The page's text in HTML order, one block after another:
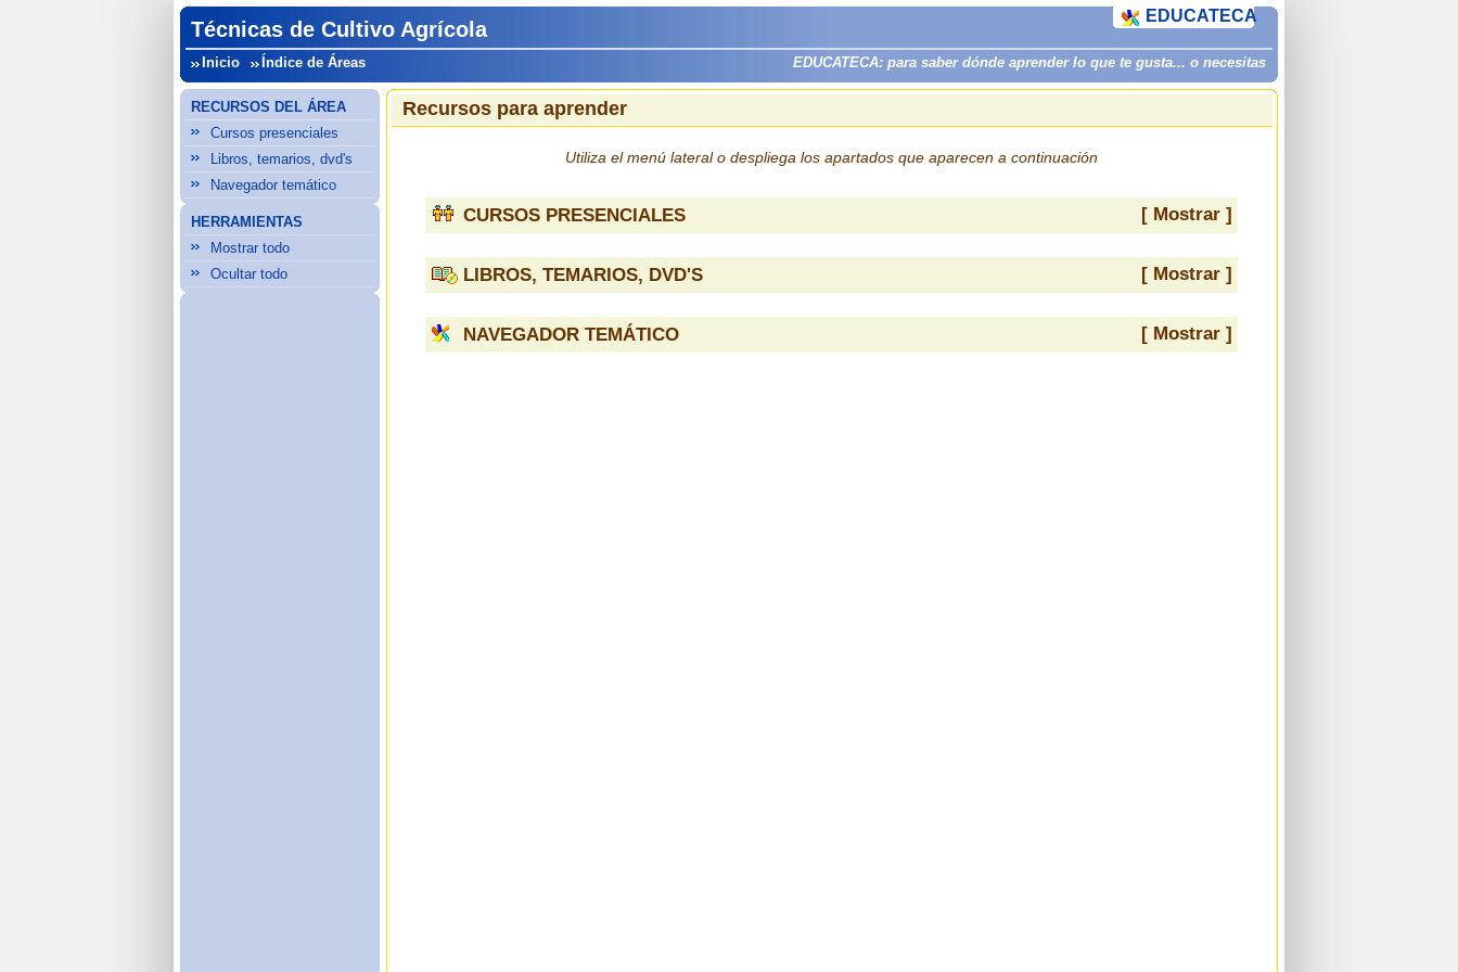
Técnicas de Cultivo Agrícola
Inicio Índice de Áreas EDUCATECA: para saber dónde aprender lo que te gusta... o necesitas
EDUCATECA
RECURSOS DEL ÁREA
Cursos presenciales
Libros, temarios, dvd's
Navegador temático
HERRAMIENTAS
Mostrar todo
Ocultar todo
Recursos para aprender
Utiliza el menú lateral o despliega los apartados que aparecen a continuación
CURSOS PRESENCIALES [ Mostrar ]
LIBROS, TEMARIOS, DVD'S [ Mostrar ]
NAVEGADOR TEMÁTICO [ Mostrar ]